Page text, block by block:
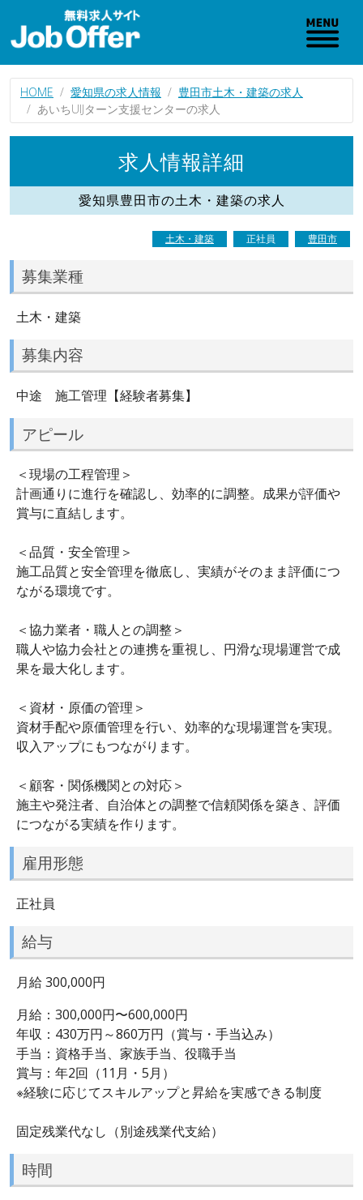
HOME 愛知県の求人情報
豊田市土木・建築の求人
あいちUIJターン支援センターの求人
求人情報詳細
愛知県豊田市の土木・建築の求人
土木・建築 正社員 豊田市
募集業種
土木・建築
募集内容
中途 施工管理【経験者募集】
アピール
＜現場の工程管理＞
計画通りに進行を確認し、効率的に調整。成果が評価や
賞与に直結します。
＜品質・安全管理＞
施工品質と安全管理を徹底し、実績がそのまま評価につ
ながる環境です。
＜協力業者・職人との調整＞
職人や協力会社との連携を重視し、円滑な現場運営で成
果を最大化します。
＜資材・原価の管理＞
資材手配や原価管理を行い、効率的な現場運営を実現。
収入アップにもつながります。
＜顧客・関係機関との対応＞
施主や発注者、自治体との調整で信頼関係を築き、評価
につながる実績を作ります。
雇用形態
正社員
給与
月給 300,000円
月給：300,000円〜600,000円
年収：430万円～860万円（賞与・手当込み）
手当：資格手当、家族手当、役職手当
賞与：年2回（11月・5月）
※経験に応じてスキルアップと昇給を実感できる制度
固定残業代なし（別途残業代支給）
時間